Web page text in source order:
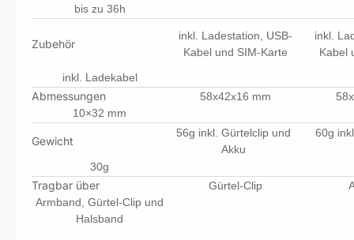
bis zu 36h
Zubehör
inkl. Ladestation, USB-
Kabel und SIM-Karte
inkl.
Kabel
inkl. Ladekabel
Abmessungen 58x42x16 mm
10×32 mm
Gewicht
56g inkl. Gürtelclip und
Akku
60g
30g
Tragbar über Gürtel-Clip
Armband, Gürtel-Clip und
Halsband